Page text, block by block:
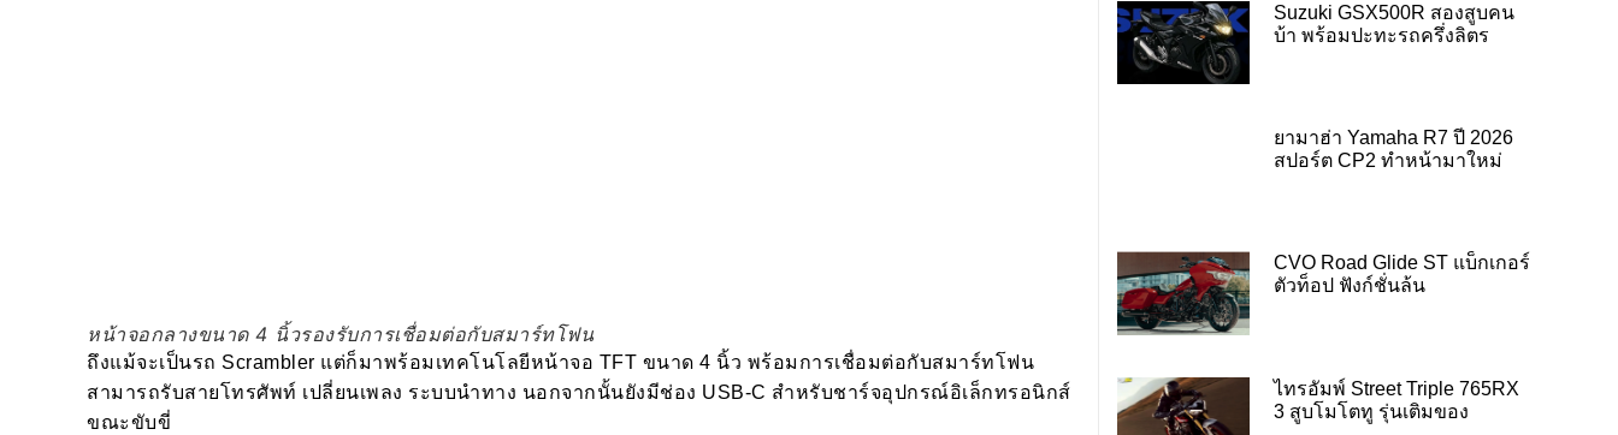
หน้าจอกลางขนาด 4 นิ้วรองรับการเชื่อมต่อกับสมาร์ทโฟน
ถึงแม้จะเป็นรถ Scrambler แต่ก็มาพร้อมเทคโนโลยีหน้าจอ TFT ขนาด 4 นิ้ว พร้อมการเชื่อมต่อกับสมาร์ทโฟน
สามารถรับสายโทรศัพท์ เปลี่ยนเพลง ระบบนำทาง นอกจากนั้นยังมีช่อง USB-C สำหรับชาร์จอุปกรณ์อิเล็กทรอนิกส์
ขณะขับขี่
Suzuki GSX500R สองสูบคน
บ้า พร้อมปะทะรถครึ่งลิตร
ยามาฮ่า Yamaha R7 ปี 2026
สปอร์ต CP2 ทำหน้ามาใหม่
CVO Road Glide ST แบ็กเกอร์
ตัวท็อป ฟังก์ชั่นล้น
ไทรอัมพ์ Street Triple 765RX
3 สูบโมโตทู รุ่นเติมของ